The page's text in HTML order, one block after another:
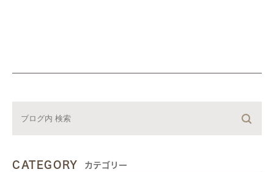
CATEGORY カテゴリー